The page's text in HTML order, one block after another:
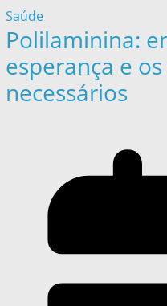
Saúde
Polilaminina:
esperança e
necessários